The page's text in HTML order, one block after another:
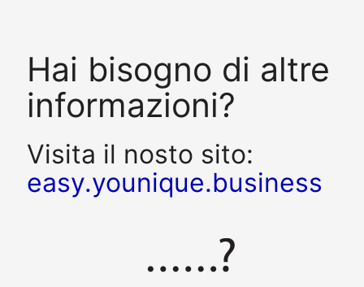
Hai bisogno di altre
informazioni?
Visita il nosto sito:
easy.younique.business